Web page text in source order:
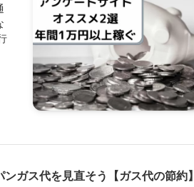
ガス代を見直そう【ガス代の節約】